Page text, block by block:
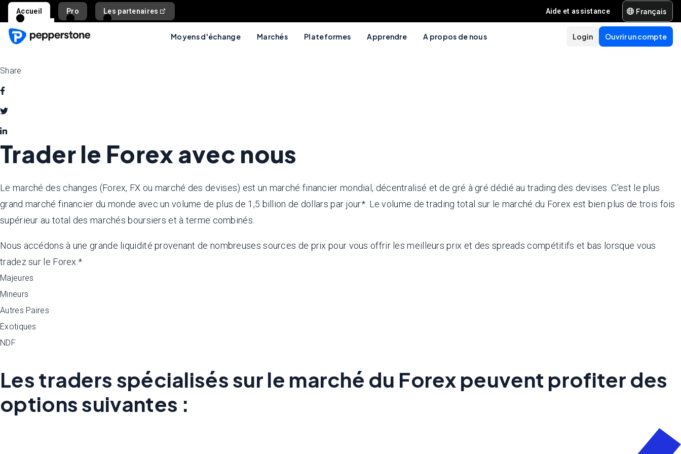
Accueil Pro Les partenaires Aide et assistance Français
Moyens d'échange Marchés Plateformes Apprendre A propos de nous Ouvrir un compte
Login
Share
Trader le Forex avec nous
Le marché des changes (Forex, FX ou marché des devises) est un marché financier mondial, décentralisé et de gré à gré dédié au trading des devises. C'est le plus
grand marché financier du monde avec un volume de plus de 1,5 billion de dollars par jour*. Le volume de trading total sur le marché du Forex est bien plus de trois fois
supérieur au total des marchés boursiers et à terme combinés.
Nous accédons à une grande liquidité provenant de nombreuses sources de prix pour vous offrir les meilleurs prix et des spreads compétitifs et bas lorsque vous
tradez sur le Forex.*
Majeures
Mineurs
Autres Paires
Exotiques
NDF
Les traders spécialisés sur le marché du Forex peuvent profiter des
options suivantes :